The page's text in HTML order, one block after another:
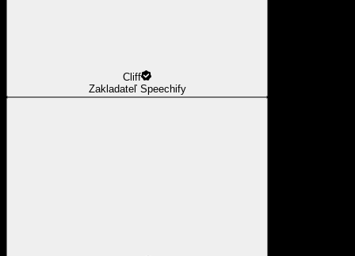
Cliff
Zakladateľ Speechify